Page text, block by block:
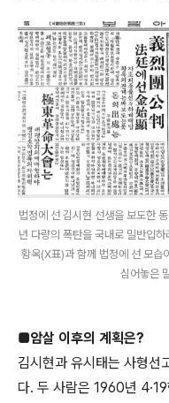
법정에 선 김시현 선생을 보도한
년 다량의 폭탄을 국내로 밀반입
황옥(X표)과 함께 법정에 선 모습
심어놓은
■암살 이후의 계획은?
김시현과 유시태는 사형선
다. 두 사람은 1960년